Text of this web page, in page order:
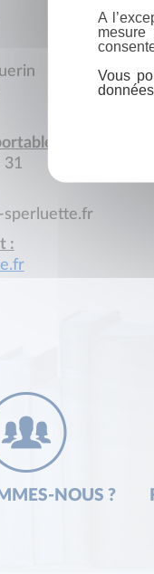
:
31
sperluette.fr
:
NOUS ?
A
mesure
Vous
données.